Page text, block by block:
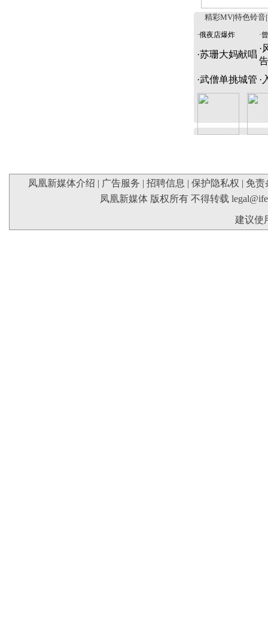
精彩MV 特色铃音
·俄夜店爆炸 ·
·苏珊大妈献唱
·
告
·武僧单挑城管 ·
凤凰新媒体介绍 | 广告服务 | 招聘信息 | 保护隐私权 | 免责
凤凰新媒体 版权所有 不得转载
建议使